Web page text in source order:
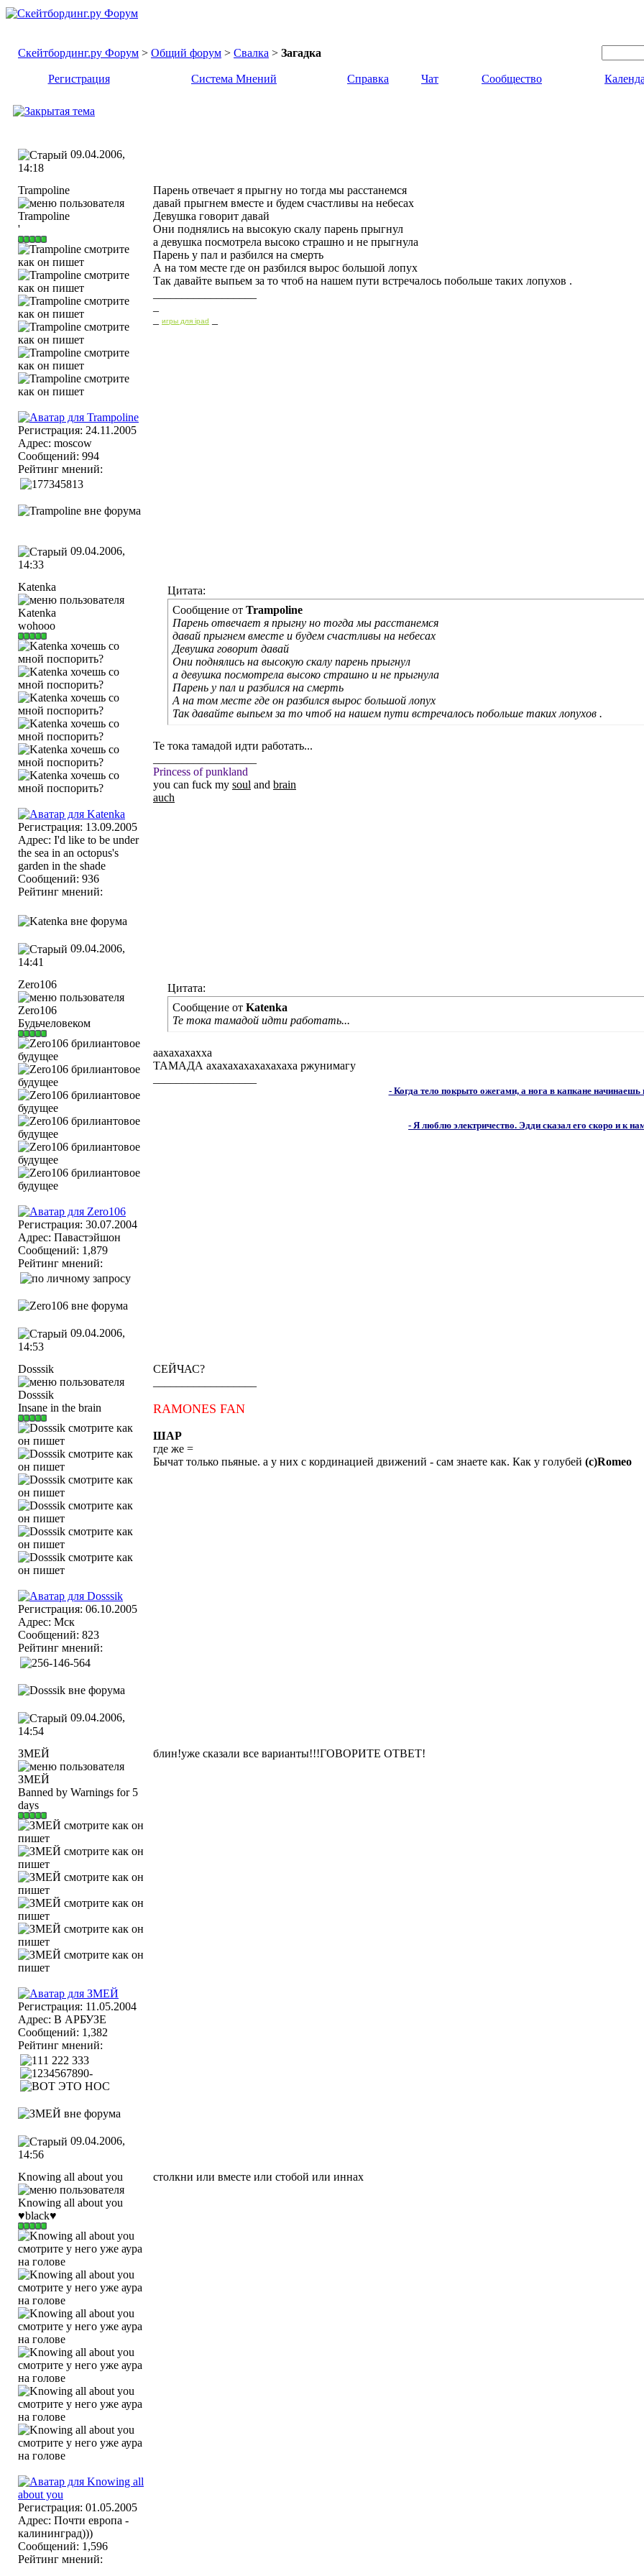
Скейтбординг.ру Форум > Общий форум > Свалка > Загадка
Регистрация Система Мнений Справка Чат Сообщество
09.04.2006,
14:18
Trampoline
'
Регистрация: 24.11.2005
Адрес: moscow
Сообщений: 994
Рейтинг мнений:
Парень отвечает я прыгну но тогда мы расстанемся
давай прыгнем вместе и будем счастливы на небесах
Девушка говорит давай
Они поднялись на высокую скалу парень прыгнул
а девушка посмотрела высоко страшно и не прыгнула
Парень у пал и разбился на смерть
А на том месте где он разбился вырос большой лопух
Так давайте выпьем за то чтоб на нашем пути встречалось побольше таких лопухов .
игры для ipad
09.04.2006,
14:33
Katenka
wohooo
Регистрация: 13.09.2005
Адрес: I'd like to be under
the sea in an octopus's
garden in the shade
Сообщений: 936
Рейтинг мнений:
Цитата:
Сообщение от Trampoline
Парень отвечает я прыгну но тогда мы расстанемся
давай прыгнем вместе и будем счастливы на небесах
Девушка говорит давай
Они поднялись на высокую скалу парень прыгнул
а девушка посмотрела высоко страшно и не прыгнула
Парень у пал и разбился на смерть
А на том месте где он разбился вырос большой лопух
Так давайте выпьем за то чтоб на нашем пути встречалось побольше таких лопухов .
Те тока тамадой идти работать...
Princess of punkland
you can fuck my soul and brain
auch
09.04.2006,
14:41
Zero106
Будьчеловеком
Регистрация: 30.07.2004
Адрес: Павастэйшон
Сообщений: 1,879
Рейтинг мнений:
Цитата:
Сообщение от Katenka
Те тока тамадой идти работать...
аахахахахха
ТАМАДА ахахахахахахахаха ржунимагу
- Когда тело покрыто ожегами, а нога в капкане начинаешь
- Я люблю электричество. Эдди сказал его скоро и к
09.04.2006,
14:53
Dosssik
Insane in the brain
Регистрация: 06.10.2005
Адрес: Мск
Сообщений: 823
Рейтинг мнений:
СЕЙЧАС?
RAMONES FAN
ШАР
где же =
Бычат только пьяные. а у них с кординацией движений - сам знаете как. Как у голубей (c)Romeo
09.04.2006,
14:54
ЗМЕЙ
Banned by Warnings for 5
days
Регистрация: 11.05.2004
Адрес: В АРБУЗЕ
Сообщений: 1,382
Рейтинг мнений:
блин!уже сказали все варианты!!!ГОВОРИТЕ ОТВЕТ!
09.04.2006,
14:56
Knowing all about you
♥black♥
Регистрация: 01.05.2005
Адрес: Почти европа -
калининград)))
Сообщений: 1,596
Рейтинг мнений:
столкни или вместе или стобой или иннах